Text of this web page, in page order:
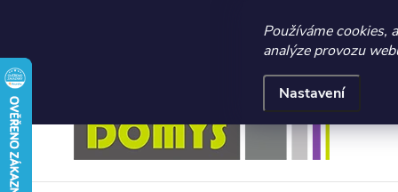
☀️ LETNÍ AKCE
Používáme cookies,
analýze provozu
Nastavení
Přejít
na
obsah
Obchodní podmínky